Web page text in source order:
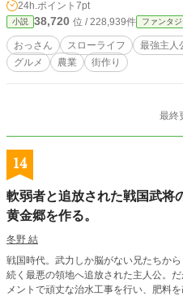
す。 魔竜はアレファスが領地に住むこ
った!? 本格的に野菜を作り始めたアレファスの開拓地は、なぜか恐ろしいほど
急速に発展していく。 美味い飯を食うためなら妥協はしない！ 魔神と呼ばれた
最強おっさんと、神話クラスの最強種
スローライフ！ ※カクヨム、小
24h.ポイント 7pt
小説 38,720 位 / 228,939件 ファンタジ
おっさん スローライフ 最強主人
グルメ
農業 街作り
最終
14
軟弱者と追放された戦国武将
黄金郷を作る。
冬野 結
戦国時代。武力しか脳がない兄たちか
続く最悪の領地へ追放された主人公。
メントで頑丈な治水工事を行い、肥料